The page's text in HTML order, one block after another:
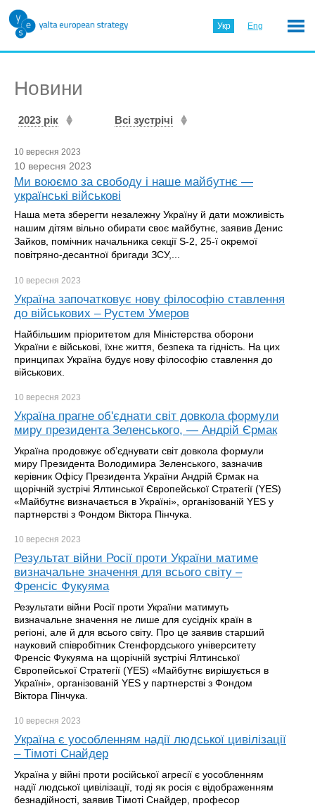
Укр Eng
Новини
2023 рік Всі зустрічі
10 вересня 2023
10 вересня 2023
Ми воюємо за свободу і наше майбутнє —
українські військові
Наша мета зберегти незалежну Україну й дати можливість
нашим дітям вільно обирати своє майбутнє, заявив Денис
Зайков, помічник начальника секції S-2, 25-ї окремої
повітряно-десантної бригади ЗСУ,...
10 вересня 2023
Україна започатковує нову філософію ставлення
до військових – Рустем Умеров
Найбільшим пріоритетом для Міністерства оборони
України є військові, їхнє життя, безпека та гідність. На цих
принципах Україна будує нову філософію ставлення до
військових.
10 вересня 2023
Україна прагне об'єднати світ довкола формули
миру президента Зеленського, — Андрій Єрмак
Україна продовжує об’єднувати світ довкола формули
миру Президента Володимира Зеленського, зазначив
керівник Офісу Президента України Андрій Єрмак на
щорічній зустрічі Ялтинської Європейської Стратегії (YES)
«Майбутнє визначається в Україні», організованій YES у
партнерстві з Фондом Віктора Пінчука.
10 вересня 2023
Результат війни Росії проти України матиме
визначальне значення для всього світу –
Френсіс Фукуяма
Результати війни Росії проти України матимуть
визначальне значення не лише для сусідніх країн в
регіоні, але й для всього світу. Про це заявив старший
науковий співробітник Стенфордського університету
Френсіс Фукуяма на щорічній зустрічі Ялтинської
Європейської Стратегії (YES) «Майбутнє вирішується в
Україні», організованій YES у партнерстві з Фондом
Віктора Пінчука.
10 вересня 2023
Україна є уособленням надії людської цивілізації
– Тімоті Снайдер
Україна у війні проти російської агресії є уособленням
надії людської цивілізації, тоді як росія є відображенням
безнадійності, заявив Тімоті Снайдер, професор